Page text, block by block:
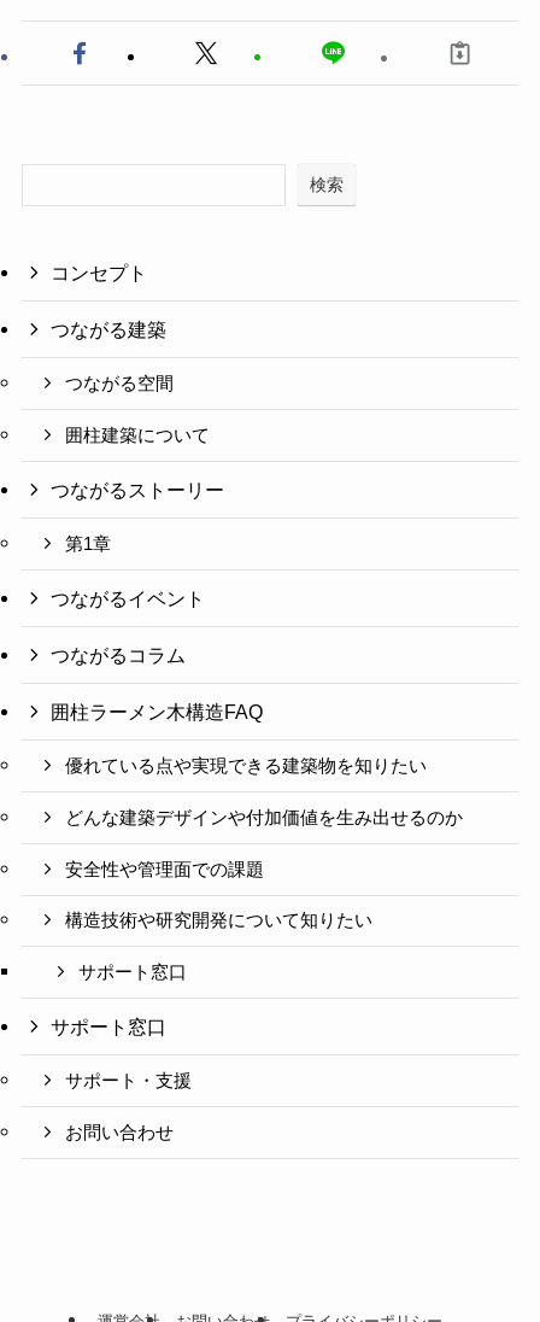
検索
コンセプト
つながる建築
つながる空間
囲柱建築について
つながるストーリー
第1章
つながるイベント
つながるコラム
囲柱ラーメン木構造FAQ
優れている点や実現できる建築物を知りたい
どんな建築デザインや付加価値を生み出せるのか
安全性や管理面での課題
構造技術や研究開発について知りたい
サポート窓口
サポート窓口
サポート・支援
お問い合わせ